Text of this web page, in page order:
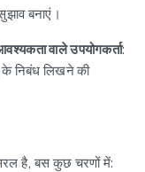
बनाएं।
वाले उपयोगकर्ता:
के निबंध लिखने की
है, बस कुछ चरणों में: